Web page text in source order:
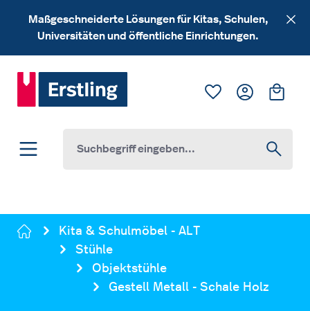
Zum Hauptinhalt springen
Maßgeschneiderte Lösungen für Kitas, Schulen,
Universitäten und öffentliche Einrichtungen.
Du hast 0
Kita & Schulmöbel - ALT
Stühle
Objektstühle
Gestell Metall - Schale Holz